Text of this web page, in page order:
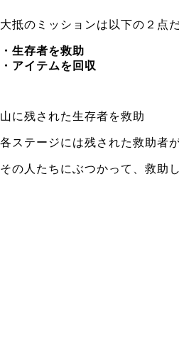
大抵のミッションは以下の２点だ
・生存者を救助
・アイテムを回収
山に残された生存者を救助
各ステージには残された救助者
その人たちにぶつかって、救助し